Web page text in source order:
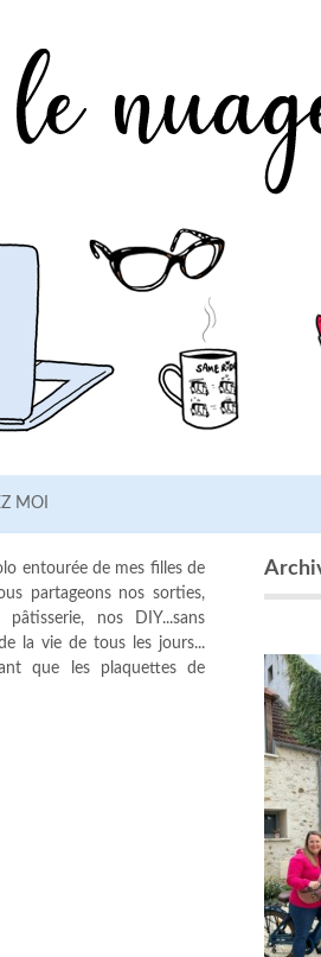
MOI
entourée de mes filles de
partageons nos sorties,
nos DIY...sans
la vie de tous les jours...
que les plaquettes de